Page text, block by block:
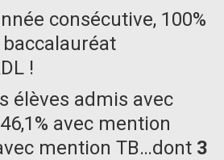
consécutive, 100%
!
élèves admis avec
avec mention
mention TB…dont 3